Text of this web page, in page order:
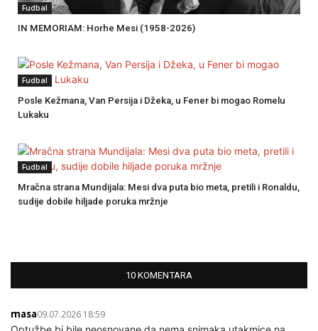
Fudbal
IN MEMORIAM: Horhe Mesi (1958-2026)
Fudbal
Posle Kežmana, Van Persija i Džeka, u Fener bi mogao Romelu
Lukaku
Fudbal
Mračna strana Mundijala: Mesi dva puta bio meta, pretili i Ronaldu,
sudije dobile hiljade poruka mržnje
10 KOMENTARA
masa09.07.2026 18:59